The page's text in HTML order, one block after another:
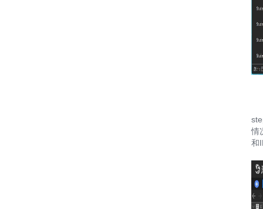
情
和